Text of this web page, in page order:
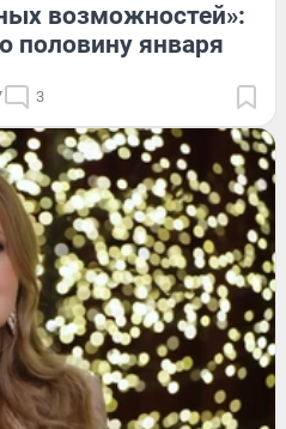
возможностей»:
половину января
3